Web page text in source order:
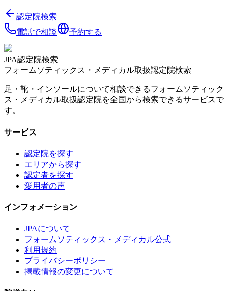
認定院検索
電話で相談
予約する
JPA認定院検索
フォームソティックス・メディカル取扱認定院検索
足・靴・インソールについて相談できるフォームソティック
ス・メディカル取扱認定院を全国から検索できるサービスで
す。
サービス
認定院を探す
エリアから探す
認定者を探す
愛用者の声
インフォメーション
JPAについて
フォームソティックス・メディカル公式
利用規約
プライバシーポリシー
掲載情報の変更について